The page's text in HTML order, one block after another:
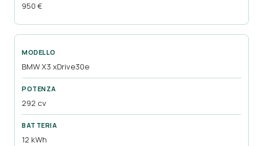
950 €
BMW X3 xDrive30e
292 cv
12 kWh